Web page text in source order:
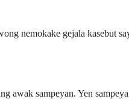
nemokake gejala kasebut
sampeyan. Yen